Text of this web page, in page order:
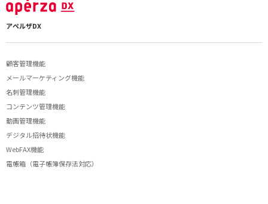
アペルザDX
顧客管理機能
メールマーケティング機能
名刺管理機能
コンテンツ管理機能
動画管理機能
デジタル招待状機能
WebFAX機能
電帳箱（電子帳簿保存法対応）